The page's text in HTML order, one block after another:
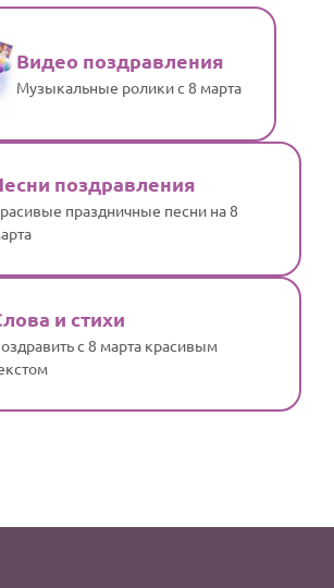
Видео поздравления
Музыкальные ролики с 8 марта
поздравления
праздничные песни на 8
и стихи
с 8 марта красивым